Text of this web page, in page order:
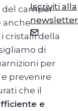
Iscriviti alla
newsletter
del camper
anche
cristalli della
di
per
prevenire
che il
e
Iscriviti alla
newsletter